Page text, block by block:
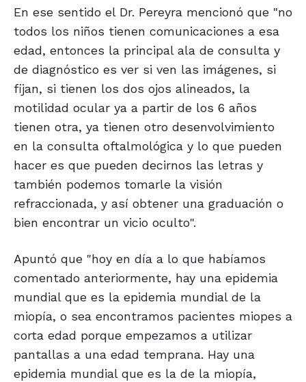
En ese sentido el Dr. Pereyra mencionó que "no
todos los niños tienen comunicaciones a esa
edad, entonces la principal ala de consulta y
de diagnóstico es ver si ven las imágenes, si
fijan, si tienen los dos ojos alineados, la
motilidad ocular ya a partir de los 6 años
tienen otra, ya tienen otro desenvolvimiento
en la consulta oftalmológica y lo que pueden
hacer es que pueden decirnos las letras y
también podemos tomarle la visión
refraccionada, y así obtener una graduación o
bien encontrar un vicio oculto".
Apuntó que "hoy en día a lo que habíamos
comentado anteriormente, hay una epidemia
mundial que es la epidemia mundial de la
miopía, o sea encontramos pacientes miopes a
corta edad porque empezamos a utilizar
pantallas a una edad temprana. Hay una
epidemia mundial que es la de la miopía,